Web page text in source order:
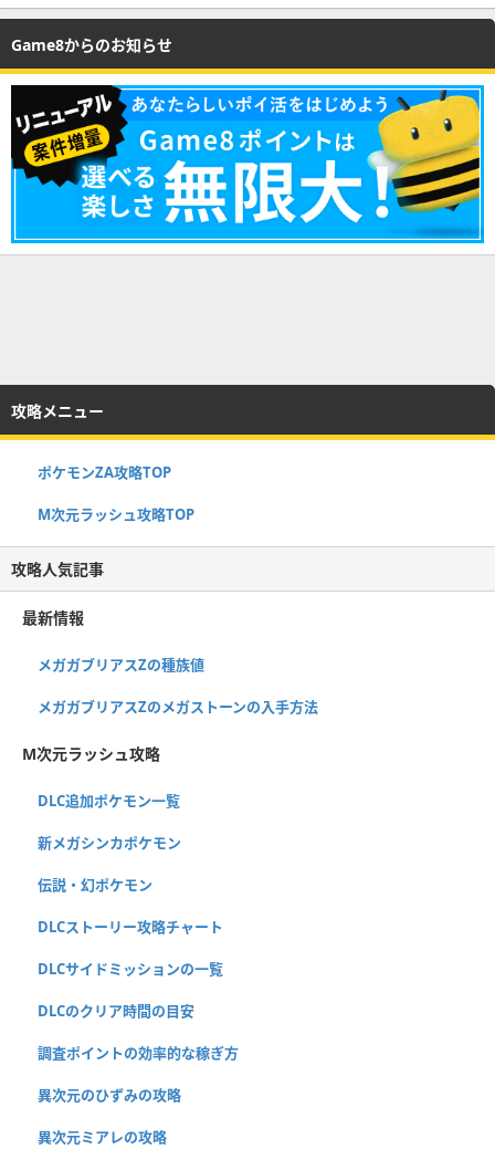
Game8からのお知らせ
攻略メニュー
ポケモンZA攻略TOP
M次元ラッシュ攻略TOP
攻略人気記事
最新情報
メガガブリアスZの種族値
メガガブリアスZのメガストーンの入手方法
M次元ラッシュ攻略
DLC追加ポケモン一覧
新メガシンカポケモン
伝説・幻ポケモン
DLCストーリー攻略チャート
DLCサイドミッションの一覧
DLCのクリア時間の目安
調査ポイントの効率的な稼ぎ方
異次元のひずみの攻略
異次元ミアレの攻略